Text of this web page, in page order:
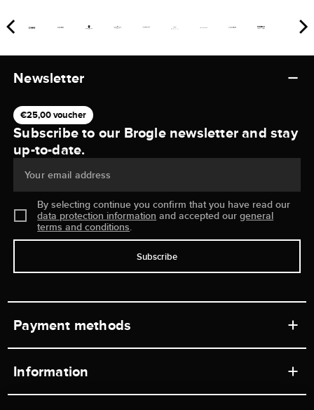
Newsletter
€25,00 voucher
Subscribe to our Brogle newsletter and stay
up-to-date.
Your email address
By selecting continue you confirm that you have read our
data protection information and accepted ourgeneral
terms and conditions.
Subscribe
Payment methods
Information